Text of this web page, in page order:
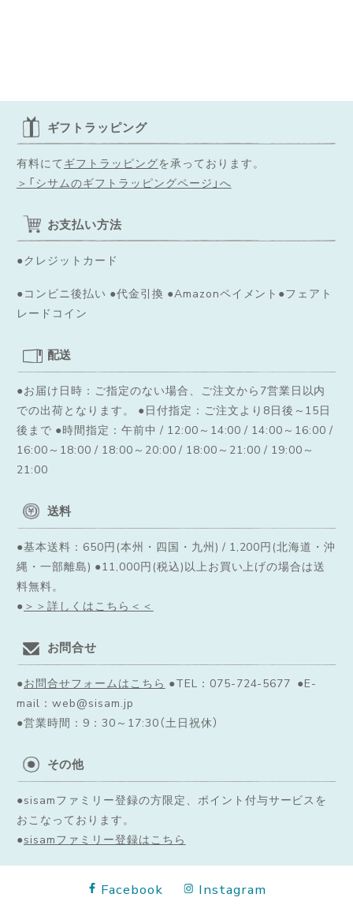
ギフトラッピング
有料にて ギフトラッピングを承っております。
＞「シサムのギフトラッピングページ」へ
お支払い方法
●クレジットカード
●コンビニ後払い ●代金引換 ●Amazonペイメント●フェアト
レードコイン
配送
●お届け日時：ご指定のない場合、ご注文から7営業日以内
での出荷となります。
●日付指定：ご注文より8日後～15日
後まで ●時間指定：午前中 / 12:00～14:00 / 14:00～16:00 /
16:00～18:00 / 18:00～20:00 / 18:00～21:00 / 19:00～
21:00
送料
●基本送料：650円(本州・四国・九州) / 1,200円(北海道・沖
縄・一部離島) ●11,000円(税込)以上お買い上げの場合は送
料無料。
● ＞＞詳しくはこちら＜＜
お問合せ
●お問合せフォームはこちら ●TEL：075-724-5677 ●E-
mail：web@sisam.jp
●営業時間：9：30～17:30（土日祝休）
その他
●sisamファミリー登録の方限定、ポイント付与サービスを
おこなっております。
●sisamファミリー登録はこちら
Facebook Instagram